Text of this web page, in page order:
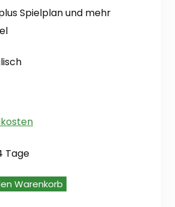
Spielplan und mehr
Tage
Warenkorb